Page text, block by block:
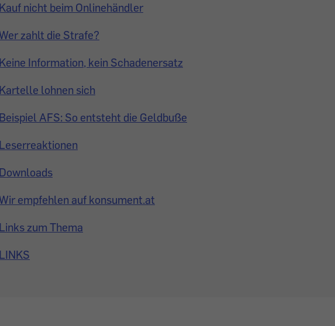
nicht beim Onlinehändler
zahlt die Strafe?
Information, kein Schadenersatz
lohnen sich
AFS: So entsteht die Geldbuße
empfehlen auf konsument.at
zum Thema